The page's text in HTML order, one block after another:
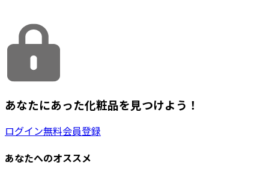
あなたにあった化粧品を見つけよう！
ログイン無料会員登録
あなたへのオススメ